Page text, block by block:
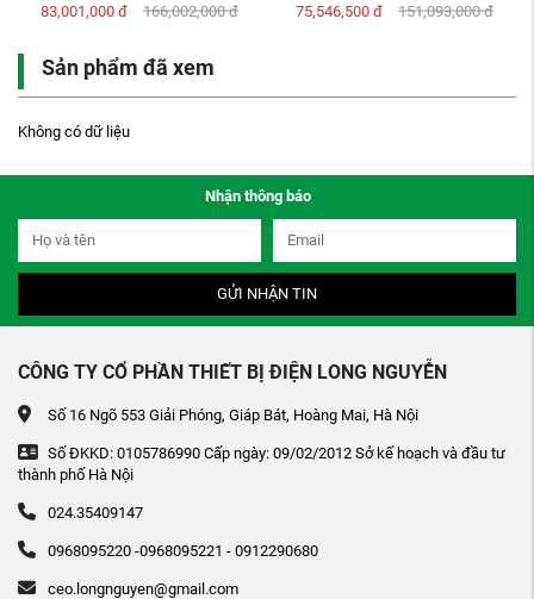
83,001,000 đ 166,002,000đ
75,546,500 đ 151,093,000đ
Sản phẩm đã xem
Không có dữ liệu
Nhận thông báo
GỬI NHẬN TIN
CÔNG TY CỔ PHẦN THIẾT BỊ ĐIỆN LONG NGUYỄN
Số 16 Ngõ 553 Giải Phóng, Giáp Bát, Hoàng Mai, Hà Nội
Số ĐKKD: 0105786990 Cấp ngày: 09/02/2012 Sở kế hoạch và đầu tư
thành phố Hà Nội
024.35409147
0968095220 -0968095221 - 0912290680
ceo.longnguyen@gmail.com